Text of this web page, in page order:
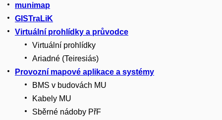
munimap
GISTraLiK
Virtuální prohlídky a průvodce
Virtuální prohlídky
Ariadné (Teiresiás)
Provozní mapové aplikace a systémy
BMS v budovách MU
Kabely MU
Sběrné nádoby PřF